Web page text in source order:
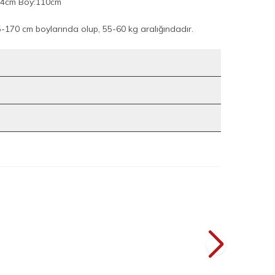
cm boylarında olup, 55-60 kg aralığındadır.